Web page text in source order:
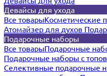
Девайсы для ухода
Все товарыКосметические
Атомайзер для духов
Подарочные наборы
Все товарыПодарочные
Подарочные наборы с
Селективные подарочные